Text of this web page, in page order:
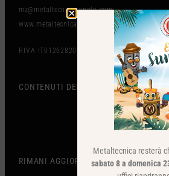
mz@metaltecnicazanolo.com
www.metaltecnicazanolo.com
P.IVA IT01262820036
CONTENUTI DEL SITO
RIMANI AGGIORNATO
Metaltecnica resterà
sabato 8 a domenica